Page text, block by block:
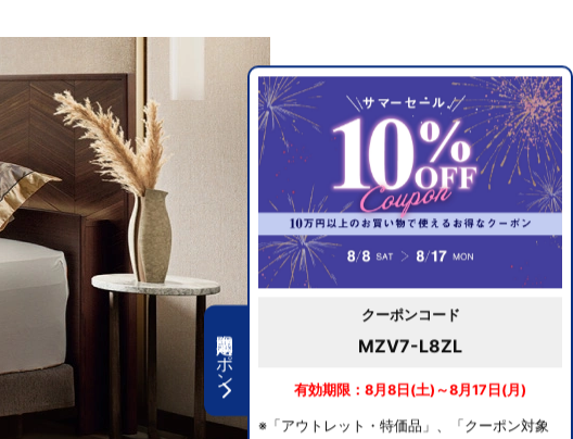
期間限定クーポン
クーポンコード
MZV7-L8ZL
有効期限：8月8日(土)～8月17日(月)
※「アウトレット・特価品」、「クーポン対象